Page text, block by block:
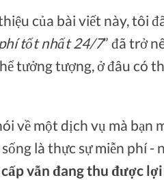
của bài viết này, tôi
tốt nhất 24/7” đã trở
tưởng tượng, ở đâu có
về một dịch vụ mà bạn
là thực sự miễn phí -
vẫn đang thu được